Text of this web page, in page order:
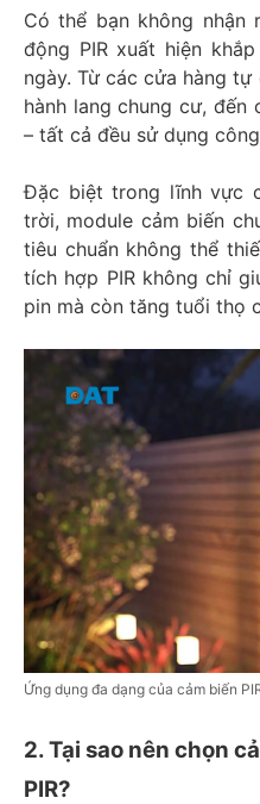
Có thể bạn không nhận
động PIR xuất hiện
ngày. Từ các cửa hàng
hành lang chung cư,
– tất cả đều sử dụng công
Đặc biệt trong lĩnh vực
trời, module cảm biến
tiêu chuẩn không thể
tích hợp PIR không chỉ
pin mà còn tăng tuổi thọ
Ứng dụng đa dạng của cảm biến
2. Tại sao nên chọn
PIR?